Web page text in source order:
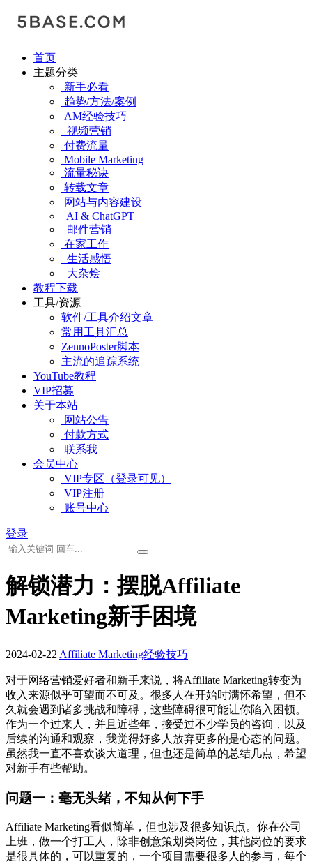
首页
主题分类
新手必看
趋势/方法/案例
AM经验技巧
视频营销
付费流量
Mobile Marketing
流量秘诀
转载文章
网站与内容建设
AI & ChatGPT
邮件营销
在家工作
生活感悟
大杂烩
教程下载
工具/资源
软件/工具介绍文章
常用工具汇总
ZennoPoster脚本
主流的追踪系统
YouTube教程
VIP招募
关于本站
网站公告
付款方式
联系我
会员中心
VIP专区（登录可见）
VIP注册
账号中心
登录
解锁潜力：摆脱Affiliate
Marketing新手困境
2024-02-22 Affiliate Marketing经验技巧
对于网络营销爱好者和新手来说，将Affiliate Marketing转变为
收入来源似乎可望而不可及。很多人在开始时满怀希望，但不
久就会遇到诸多挑战和障碍，这些障碍很可能让你陷入困顿。
作为一个过来人，并且近些年，接受过不少学员的咨询，以及
后续的沟通和观察，我觉得好多人放弃更多的是心态的问题。
虽然我一直不喜欢谈大道理，但也还是简单的总结几点，希望
对新手有些帮助。
问题一：毫无头绪，不知从何下手
Affiliate Marketing看似简单，但也涉及很多知识点。你在公司
上班，做一个打工人，除非创意策划类岗位，其他岗位的要求
是很具体的，可以重复的，一个项目需要很多人的参与，每个